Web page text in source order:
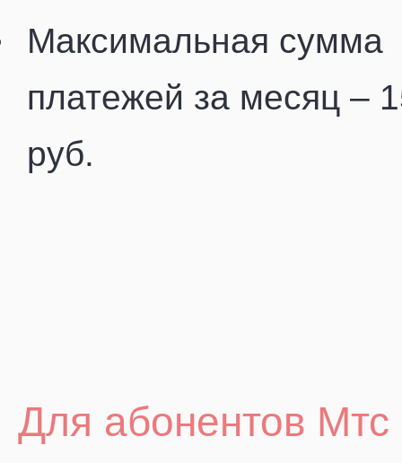
Максимальная сумма
платежей за месяц –
руб.
Для абонентов Мтс